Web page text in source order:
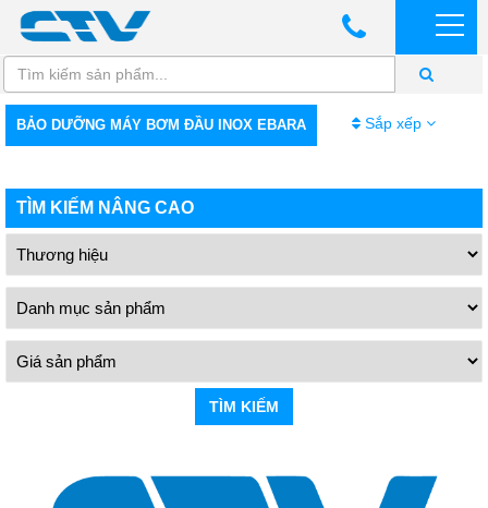
BẢO DƯỠNG MÁY BƠM ĐẦU INOX EBARA Sắp xếp
TÌM KIẾM NÂNG CAO
TÌM KIẾM